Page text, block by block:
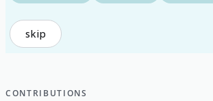
skip
CONTRIBUTIONS